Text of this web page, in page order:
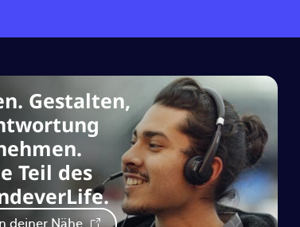
Gestalten,
Teil des
deiner Nähe